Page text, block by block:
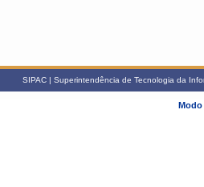
SIPAC | Superintendência de Tecnologia da
Modo